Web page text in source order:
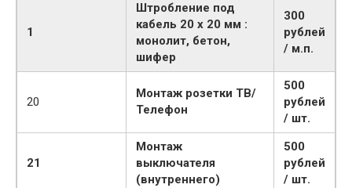
1
Штробление под
кабель 20 х 20 мм :
монолит, бетон,
шифер
300
рублей
/ м.п.
20
Монтаж розетки ТВ/
Телефон
500
рублей
/ шт.
21
Монтаж
выключателя
(внутреннего)
500
рублей
/ шт.